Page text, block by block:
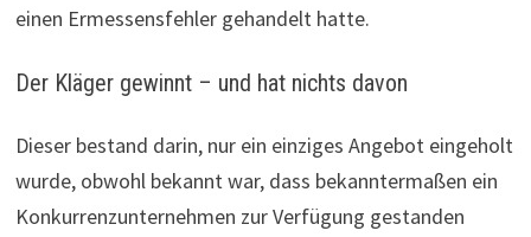
einen Ermessensfehler gehandelt hatte.
Der Kläger gewinnt – und hat nichts davon
Dieser bestand darin, nur ein einziges Angebot eingeholt
wurde, obwohl bekannt war, dass bekanntermaßen ein
Konkurrenzunternehmen zur Verfügung gestanden